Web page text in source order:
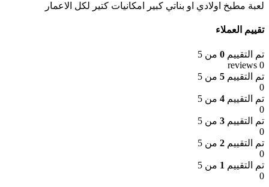
لعبة مطبخ اولادي او بناتي كبير امكانيات كتير لكل الاعمار
تقييم العملاء
تم التقييم 0 من 5
0 reviews
تم التقييم 5 من 5
0
تم التقييم 4 من 5
0
تم التقييم 3 من 5
0
تم التقييم 2 من 5
0
تم التقييم 1 من 5
0